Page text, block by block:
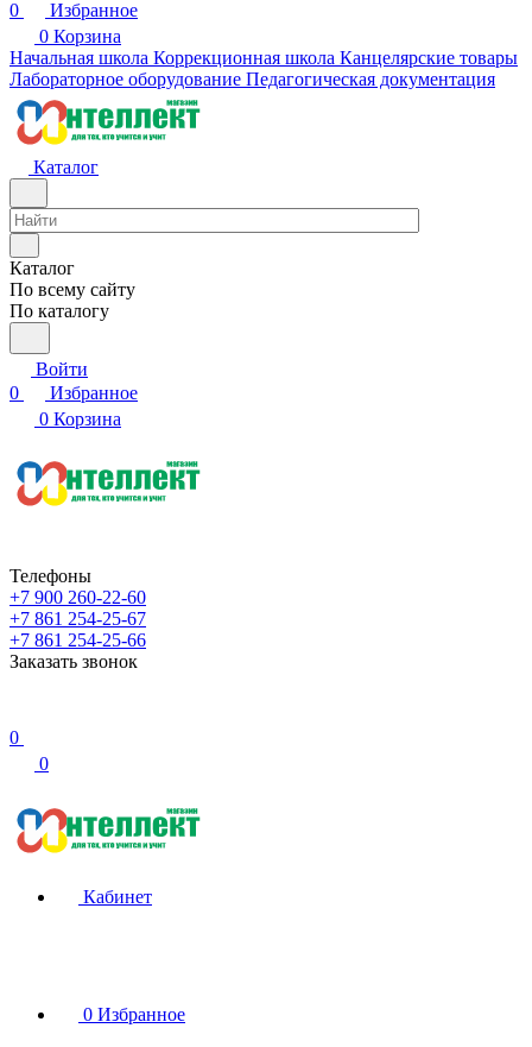
0
Избранное
0 Корзина
Начальная школа Коррекционная школа Канцелярские товары
Лабораторное оборудование Педагогическая документация
Каталог
Каталог
По всему сайту
По каталогу
Войти
0
Избранное
0 Корзина
Телефоны
+7 900 260-22-60
+7 861 254-25-67
+7 861 254-25-66
Заказать звонок
0
0
Кабинет
0 Избранное